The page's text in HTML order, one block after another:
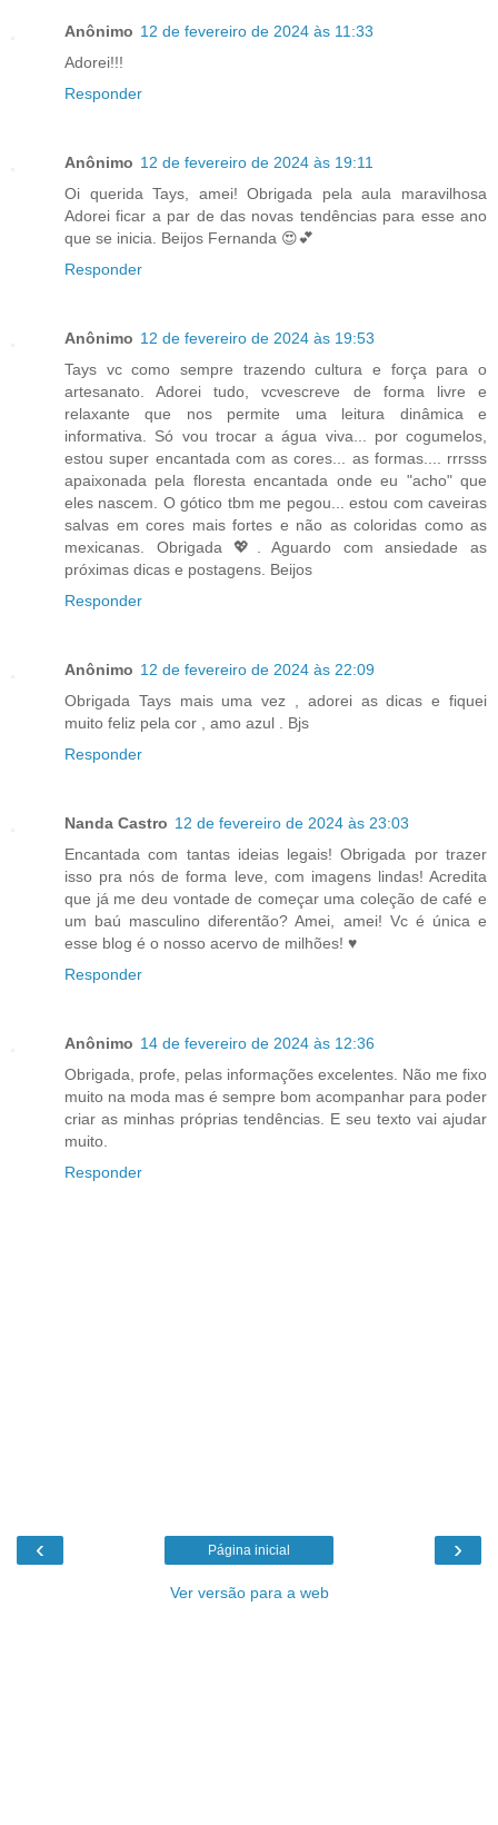
Anônimo 12 de fevereiro de 2024 às 11:33
Adorei!!!
Responder
Anônimo 12 de fevereiro de 2024 às 19:11
Oi querida Tays, amei! Obrigada pela aula maravilhosa
Adorei ficar a par de das novas tendências para esse ano
que se inicia. Beijos Fernanda 😍💕
Responder
Anônimo 12 de fevereiro de 2024 às 19:53
Tays vc como sempre trazendo cultura e força para o
artesanato. Adorei tudo, vcvescreve de forma livre e
relaxante que nos permite uma leitura dinâmica e
informativa. Só vou trocar a água viva... por cogumelos,
estou super encantada com as cores... as formas.... rrrsss
apaixonada pela floresta encantada onde eu "acho" que
eles nascem. O gótico tbm me pegou... estou com caveiras
salvas em cores mais fortes e não as coloridas como as
mexicanas. Obrigada 💖. Aguardo com ansiedade as
próximas dicas e postagens. Beijos
Responder
Anônimo 12 de fevereiro de 2024 às 22:09
Obrigada Tays mais uma vez , adorei as dicas e fiquei
muito feliz pela cor , amo azul . Bjs
Responder
Nanda Castro 12 de fevereiro de 2024 às 23:03
Encantada com tantas ideias legais! Obrigada por trazer
isso pra nós de forma leve, com imagens lindas! Acredita
que já me deu vontade de começar uma coleção de café e
um baú masculino diferentão? Amei, amei! Vc é única e
esse blog é o nosso acervo de milhões! ♥
Responder
Anônimo 14 de fevereiro de 2024 às 12:36
Obrigada, profe, pelas informações excelentes. Não me fixo
muito na moda mas é sempre bom acompanhar para poder
criar as minhas próprias tendências. E seu texto vai ajudar
muito.
Responder
‹ ›
Página inicial
Ver versão para a web